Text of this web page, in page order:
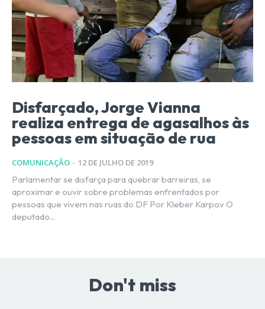
Disfarçado, Jorge Vianna
realiza entrega de agasalhos às
pessoas em situação de rua
COMUNICAÇÃO - 12 DE JULHO DE 2019
Parlamentar se disfarça para quebrar barreiras, se
aproximar e ouvir sobre problemas enfrentados por
pessoas que vivem nas ruas do DF Por Kleber Karpov O
deputado...
Don't miss